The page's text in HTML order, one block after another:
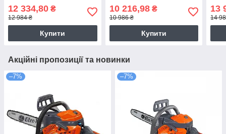
12 334,80 ₴
12 984 ₴
Купити
10 216,98₴
10 986 ₴
Купити
13
14
Акційні пропозиції та новинки
–7% –7%